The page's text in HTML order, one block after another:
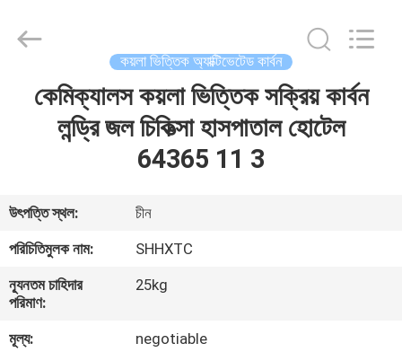
আমাদের
সম্পর্কে
কারখানা
ভ্রমণ
Carbon
Co.,Ltd..
কয়লা ভিত্তিক অ্যাক্টিভেটেড কার্বন
কেমিক্যালস কয়লা ভিত্তিক সক্রিয় কার্বন
লন্ড্রি জল চিকিত্সা হাসপাতাল হোটেল
64365 11 3
উৎপত্তি স্থল:
চীন
পরিচিতিমুলক নাম:
SHHXTC
ন্যূনতম চাহিদার
পরিমাণ:
25kg
মূল্য:
negotiable